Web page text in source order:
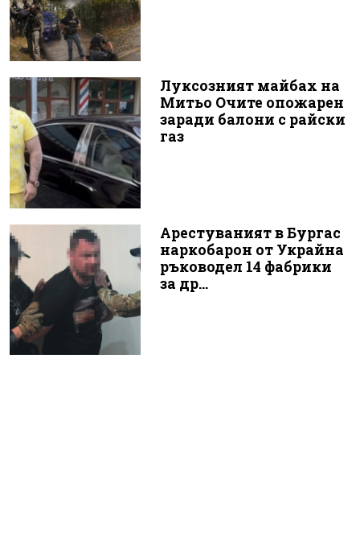
Луксозният майбах на
Митьо Очите опожарен
заради балони с райски
газ
Арестуваният в Бургас
наркобарон от Украйна
ръководел 14 фабрики
за др...